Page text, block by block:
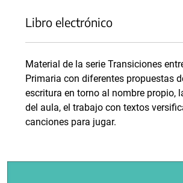
Libro electrónico
Material de la serie Transiciones
Primaria con diferentes propuestas
escritura en torno al nombre propio,
del aula, el trabajo con textos
canciones para jugar.